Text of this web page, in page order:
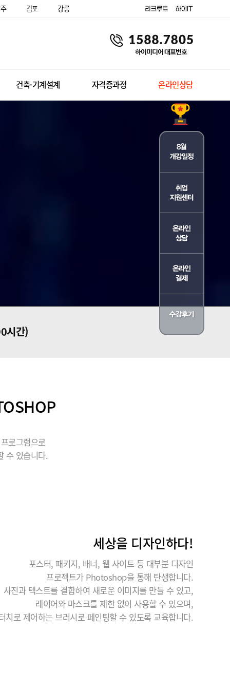
김포 강릉
건축·기계설계 자격증과정 온라인상담
시간)
로그램으로
수 있습니다.
세상을 디자인하다!
포스터, 패키지, 배너, 웹 사이트 등 대부분 디자인
프로젝트가 Photoshop을 통해 탄생합니다.
사진과 텍스트를 결합하여 새로운 이미지를 만들 수 있고,
레이어와 마스크를 제한 없이 사용할 수 있으며,
치로 제어하는 브러시로 페인팅할 수 있도록 교육합니다.